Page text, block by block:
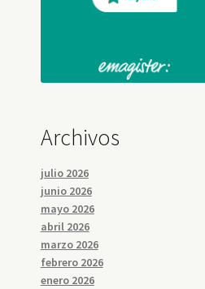
Archivos
julio 2026
junio 2026
mayo 2026
abril 2026
marzo 2026
febrero 2026
enero 2026